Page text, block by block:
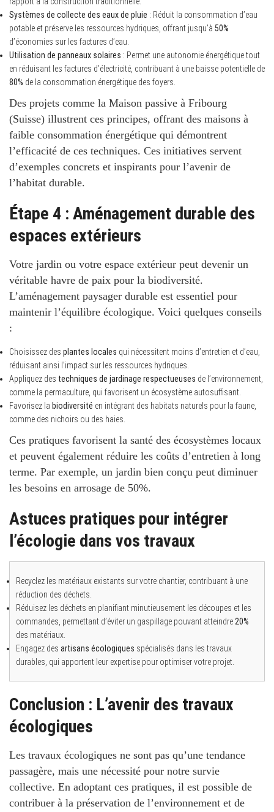
Systèmes de collecte des eaux de pluie : Réduit la consommation d’eau
potable et préserve les ressources hydriques, offrant jusqu’à 50%
d’économies sur les factures d’eau.
Utilisation de panneaux solaires : Permet une autonomie énergétique tout
en réduisant les factures d’électricité, contribuant à une baisse potentielle de
80% de la consommation énergétique des foyers.
Des projets comme la Maison passive à Fribourg
(Suisse) illustrent ces principes, offrant des maisons à
faible consommation énergétique qui démontrent
l’efficacité de ces techniques. Ces initiatives servent
d’exemples concrets et inspirants pour l’avenir de
l’habitat durable.
Étape 4 : Aménagement durable des
espaces extérieurs
Votre jardin ou votre espace extérieur peut devenir un
véritable havre de paix pour la biodiversité.
L’aménagement paysager durable est essentiel pour
maintenir l’équilibre écologique. Voici quelques conseils
:
Choisissez des plantes locales qui nécessitent moins d’entretien et d’eau,
réduisant ainsi l’impact sur les ressources hydriques.
Appliquez des techniques de jardinage respectueuses de l’environnement,
comme la permaculture, qui favorisent un écosystème autosuffisant.
Favorisez la biodiversité en intégrant des habitats naturels pour la faune,
comme des nichoirs ou des haies.
Ces pratiques favorisent la santé des écosystèmes locaux
et peuvent également réduire les coûts d’entretien à long
terme. Par exemple, un jardin bien conçu peut diminuer
les besoins en arrosage de 50%.
Astuces pratiques pour intégrer
l’écologie dans vos travaux
Recyclez les matériaux existants sur votre chantier, contribuant à une
réduction des déchets.
Réduisez les déchets en planifiant minutieusement les découpes et les
commandes, permettant d’éviter un gaspillage pouvant atteindre20%
des matériaux.
Engagez des artisans écologiques spécialisés dans les travaux
durables, qui apportent leur expertise pour optimiser votre projet.
Conclusion : L’avenir des travaux
écologiques
Les travaux écologiques ne sont pas qu’une tendance
passagère, mais une nécessité pour notre survie
collective. En adoptant ces pratiques, il est possible de
contribuer à la préservation de l’environnement et de